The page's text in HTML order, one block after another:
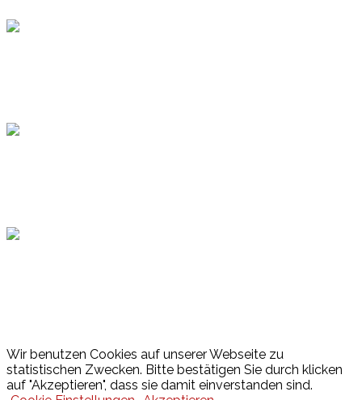
Wir benutzen Cookies auf unserer Webseite zu
statistischen Zwecken. Bitte bestätigen Sie durch klicken
auf "Akzeptieren", dass sie damit einverstanden sind.